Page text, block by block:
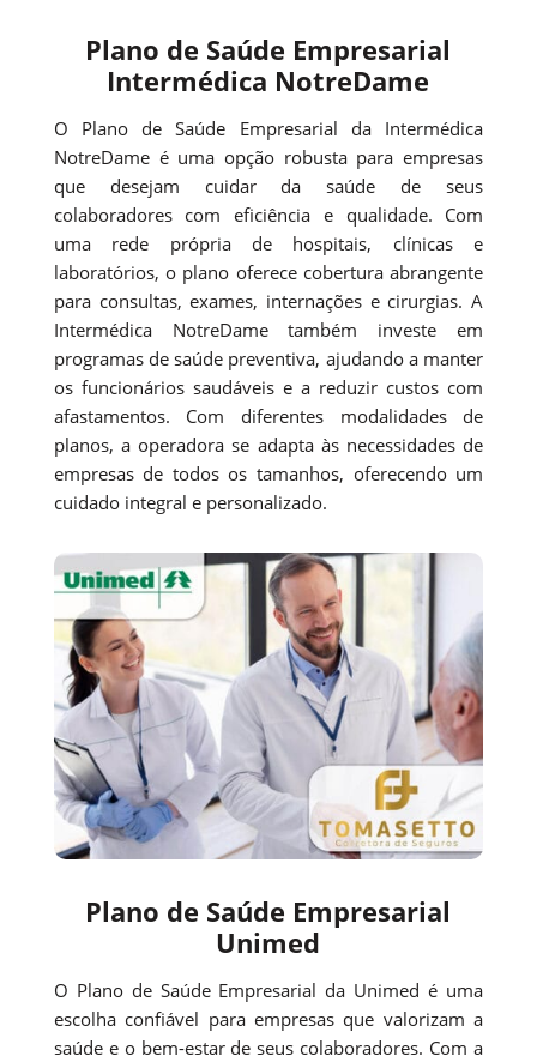
Plano de Saúde Empresarial
Intermédica NotreDame
O Plano de Saúde Empresarial da Intermédica
NotreDame é uma opção robusta para empresas
que desejam cuidar da saúde de seus
colaboradores com eficiência e qualidade. Com
uma rede própria de hospitais, clínicas e
laboratórios, o plano oferece cobertura abrangente
para consultas, exames, internações e cirurgias. A
Intermédica NotreDame também investe em
programas de saúde preventiva, ajudando a manter
os funcionários saudáveis e a reduzir custos com
afastamentos. Com diferentes modalidades de
planos, a operadora se adapta às necessidades de
empresas de todos os tamanhos, oferecendo um
cuidado integral e personalizado.
Plano de Saúde Empresarial
Unimed
O Plano de Saúde Empresarial da Unimed é uma
escolha confiável para empresas que valorizam a
saúde e o bem-estar de seus colaboradores. Com a